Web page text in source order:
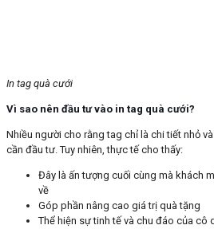
In tag quà cưới
Vì sao nên đầu tư vào in tag quà cưới?
Nhiều người cho rằng tag chỉ là chi tiết nhỏ
cần đầu tư. Tuy nhiên, thực tế cho thấy:
Đây là ấn tượng cuối cùng mà khách
về
Góp phần nâng cao giá trị quà tặng
Thể hiện sự tinh tế và chu đáo của cô